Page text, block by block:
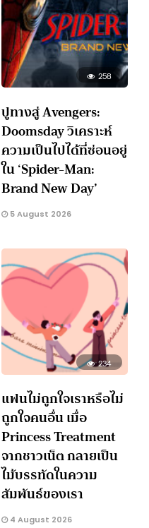
258
ปูทางสู่ Avengers:
Doomsday วิเคราะห์
ความเป็นไปได้ที่ซ่อนอยู่
ใน ‘Spider-Man:
Brand New Day’
5 August 2026
234
แฟนไม่ถูกใจเราหรือไม่
ถูกใจคนอื่น เมื่อ
Princess Treatment
จากชาวเน็ต กลายเป็น
ไม้บรรทัดในความ
สัมพันธ์ของเรา
4 August 2026